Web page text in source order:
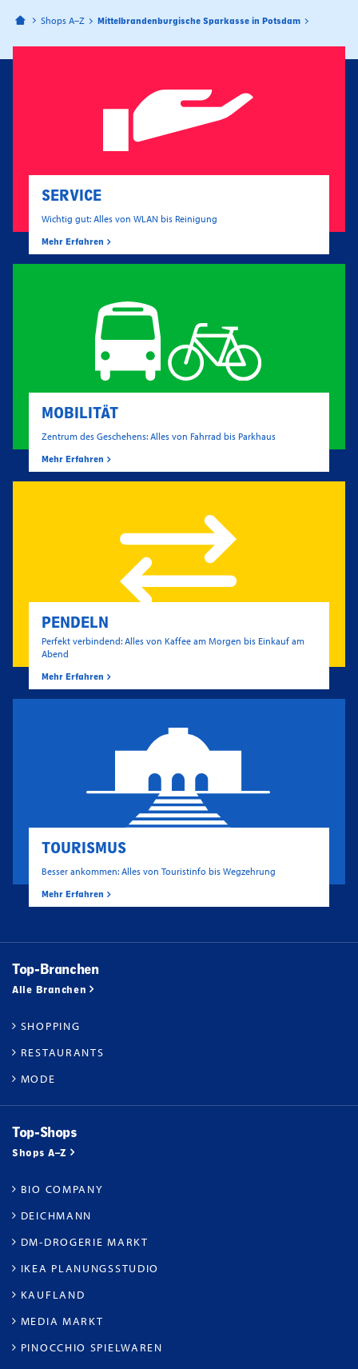
Bahnhofspassagen Potsdam
Shops A–Z Mittelbrandenburgische Sparkasse in Potsdam
SERVICE
Wichtig gut: Alles von WLAN bis Reinigung
Mehr Erfahren
MOBILITÄT
Zentrum des Geschehens: Alles von Fahrrad bis Parkhaus
Mehr Erfahren
PENDELN
Perfekt verbindend: Alles von Kaffee am Morgen bis Einkauf am
Abend
Mehr Erfahren
TOURISMUS
Besser ankommen: Alles von Touristinfo bis Wegzehrung
Mehr Erfahren
Top-Branchen
Alle Branchen
SHOPPING
RESTAURANTS
MODE
Top-Shops
Shops A–Z
BIO COMPANY
DEICHMANN
DM-DROGERIE MARKT
IKEA PLANUNGSSTUDIO
KAUFLAND
MEDIA MARKT
PINOCCHIO SPIELWAREN